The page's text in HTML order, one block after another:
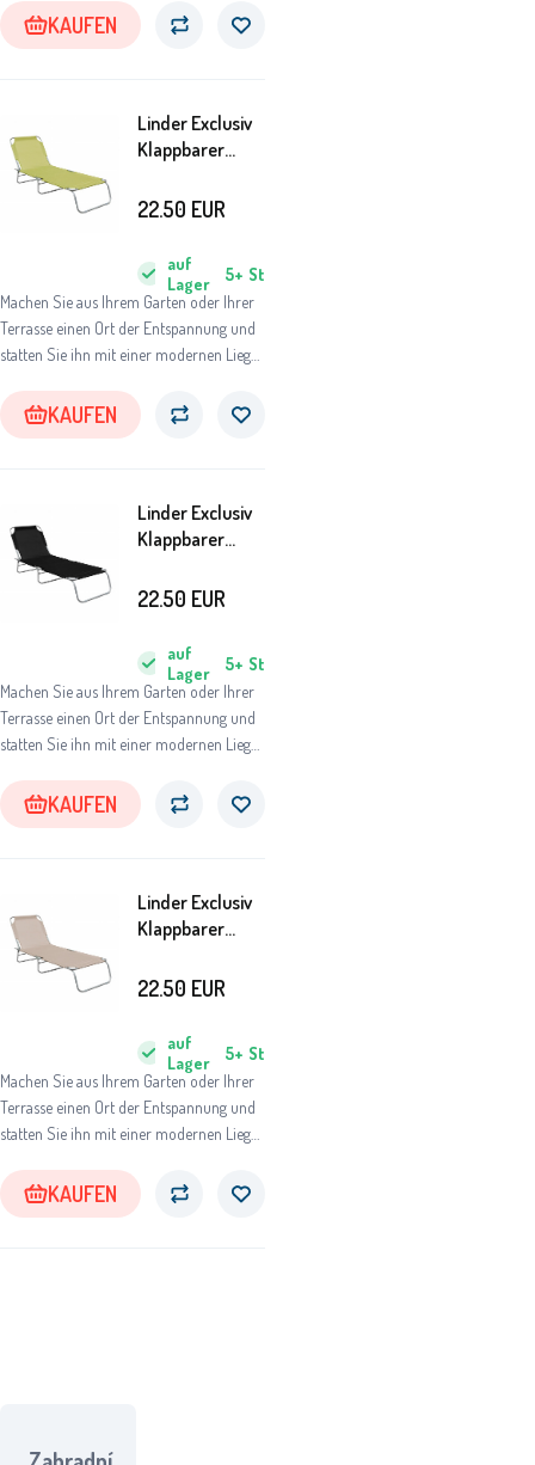
Gartenliege, Strandliege aus Holz,
Relaxliege für Garten
KAUFEN
Linder Exclusiv
Klappbarer
Liegestuhl
Machen Sie aus Ihrem Garten oder Ihrer
Terrasse einen Ort der Entspannung und
statten Sie ihn mit einer modernen Liege
auf
Lager
5+ St
22.50 EUR
KAUFEN
Linder Exclusiv
Klappbarer
Liegestuhl
Schwarz
Machen Sie aus Ihrem Garten oder Ihrer
Terrasse einen Ort der Entspannung und
statten Sie ihn mit einer modernen Liege
auf
Lager
5+ St
22.50 EUR
KAUFEN
Linder Exclusiv
Klappbarer
Liegestuhl
Machen Sie aus Ihrem Garten oder Ihrer
Terrasse einen Ort der Entspannung und
statten Sie ihn mit einer modernen Liege
auf
Lager
5+ St
22.50 EUR
KAUFEN
Zahradní